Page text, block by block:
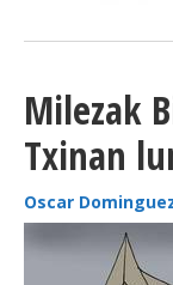
Milezak
Txinan
Oscar